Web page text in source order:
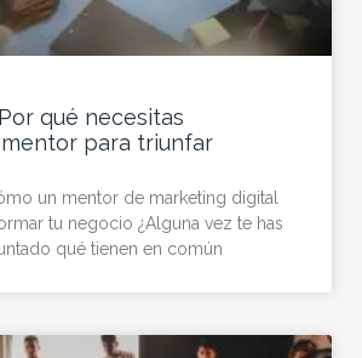
Por qué necesitas
para triunfar
un mentor de marketing digital
tu negocio ¿Alguna vez te has
qué tienen en común